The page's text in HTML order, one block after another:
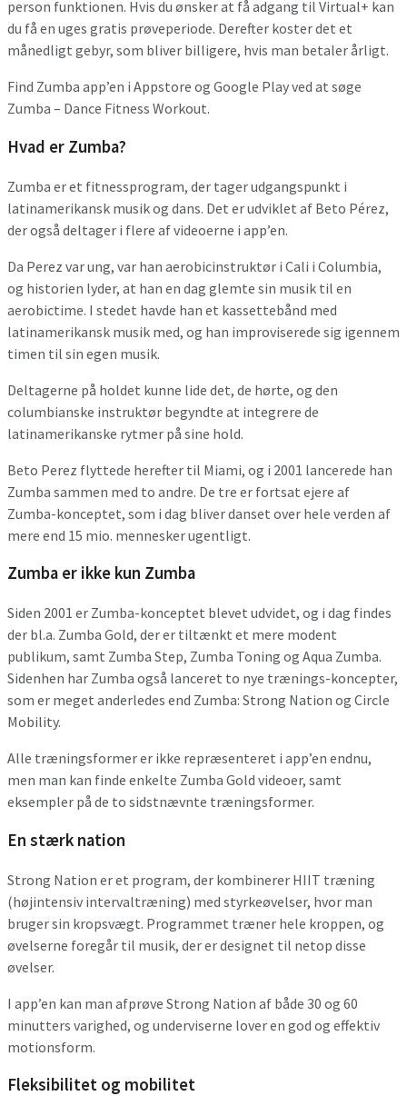
person funktionen. Hvis du ønsker at få adgang til Virtual+ kan
du få en uges gratis prøveperiode. Derefter koster det et
månedligt gebyr, som bliver billigere, hvis man betaler årligt.
Find Zumba app’en i Appstore og Google Play ved at søge
Zumba – Dance Fitness Workout.
Hvad er Zumba?
Zumba er et fitnessprogram, der tager udgangspunkt i
latinamerikansk musik og dans. Det er udviklet af Beto Pérez,
der også deltager i flere af videoerne i app’en.
Da Perez var ung, var han aerobicinstruktør i Cali i Columbia,
og historien lyder, at han en dag glemte sin musik til en
aerobictime. I stedet havde han et kassettebånd med
latinamerikansk musik med, og han improviserede sig igennem
timen til sin egen musik.
Deltagerne på holdet kunne lide det, de hørte, og den
columbianske instruktør begyndte at integrere de
latinamerikanske rytmer på sine hold.
Beto Perez flyttede herefter til Miami, og i 2001 lancerede han
Zumba sammen med to andre. De tre er fortsat ejere af
Zumba-konceptet, som i dag bliver danset over hele verden af
mere end 15 mio. mennesker ugentligt.
Zumba er ikke kun Zumba
Siden 2001 er Zumba-konceptet blevet udvidet, og i dag findes
der bl.a. Zumba Gold, der er tiltænkt et mere modent
publikum, samt Zumba Step, Zumba Toning og Aqua Zumba.
Sidenhen har Zumba også lanceret to nye trænings-koncepter,
som er meget anderledes end Zumba: Strong Nation og Circle
Mobility.
Alle træningsformer er ikke repræsenteret i app’en endnu,
men man kan finde enkelte Zumba Gold videoer, samt
eksempler på de to sidstnævnte træningsformer.
En stærk nation
Strong Nation er et program, der kombinerer HIIT træning
(højintensiv intervaltræning) med styrkeøvelser, hvor man
bruger sin kropsvægt. Programmet træner hele kroppen, og
øvelserne foregår til musik, der er designet til netop disse
øvelser.
I app’en kan man afprøve Strong Nation af både 30 og 60
minutters varighed, og underviserne lover en god og effektiv
motionsform.
Fleksibilitet og mobilitet